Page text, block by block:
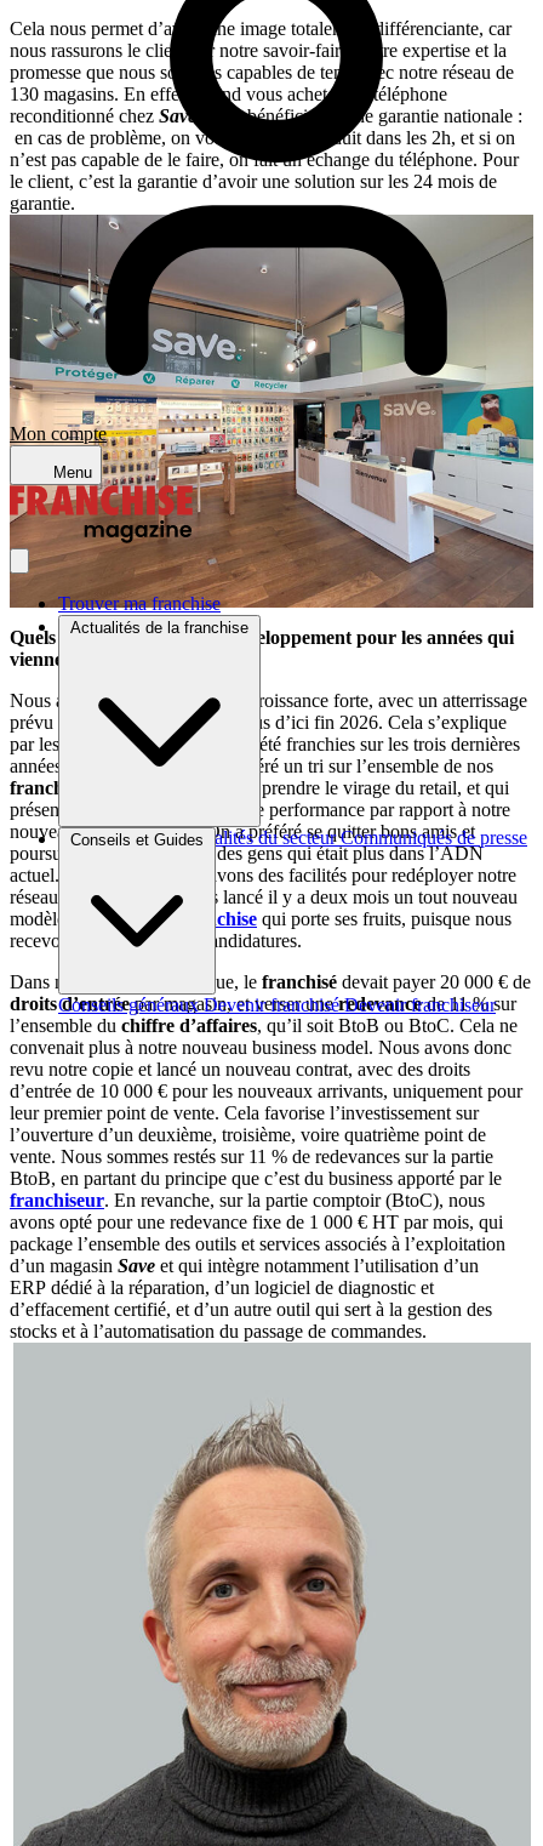
Mon compte
Menu
Trouver ma franchise
Actualités de la franchise
Brèves et actus Actualités du secteur Communiqués de presse
Conseils et Guides
Conseils généraux Devenir franchisé Devenir franchiseur
Cela nous permet d’avoir une image totalement différenciante, car
nous rassurons le client sur notre savoir-faire, notre expertise et la
promesse que nous sommes capables de tenir avec notre réseau de
130 magasins. En effet, quand vous achetez un téléphone
reconditionné chez Save
, vous bénéficiez d’une garantie nationale :
en cas de problème, on vous répare le produit dans les 2h, et si on
n’est pas capable de le faire, on fait un échange du téléphone. Pour
le client, c’est la garantie d’avoir une solution sur les 24 mois de
garantie.
Quels sont vos objectifs de développement pour les années qui
viennent ?
Nous avons pour ambition une croissance forte, avec un atterrissage
prévu à 40 points de vente de plus d’ici fin 2026. Cela s’explique
par les différentes étapes qui ont été franchies sur les trois dernières
années. D’abord, nous avons opéré un tri sur l’ensemble de nos
franchisés
qui n’arrivaient pas à prendre le virage du retail, et qui
présentaient donc une absence de performance par rapport à notre
nouveau business model. On a préféré se quitter bons amis et
poursuivre l’aventure avec des gens qui était plus dans l’ADN
actuel. Aujourd’hui, nous avons des facilités pour redéployer notre
réseau, puisque nous avons lancé il y a deux mois un tout nouveau
modèle de
contrat de franchise qui porte ses fruits, puisque nous
recevons de nombreuses candidatures.
Dans notre modèle historique, le franchisé devait payer 20 000 € de
droits d’entréepar magasin, et verser uneredevancede 11 % sur
l’ensemble du chiffre d’affaires, qu’il soit BtoB ou BtoC. Cela ne
convenait plus à notre nouveau business model. Nous avons donc
revu notre copie et lancé un nouveau contrat, avec des droits
d’entrée de 10 000 € pour les nouveaux arrivants, uniquement pour
leur premier point de vente. Cela favorise l’investissement sur
l’ouverture d’un deuxième, troisième, voire quatrième point de
vente. Nous sommes restés sur 11 % de redevances sur la partie
BtoB, en partant du principe que c’est du business apporté par le
franchiseur. En revanche, sur la partie comptoir (BtoC), nous
avons opté pour une redevance fixe de 1 000 € HT par mois, qui
package l’ensemble des outils et services associés à l’exploitation
d’un magasin Save et qui intègre notamment l’utilisation d’un
ERP dédié à la réparation, d’un logiciel de diagnostic et
d’effacement certifié, et d’un autre outil qui sert à la gestion des
stocks et à l’automatisation du passage de commandes.